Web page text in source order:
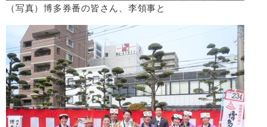
（写真）博多券番の皆さん、李領事と